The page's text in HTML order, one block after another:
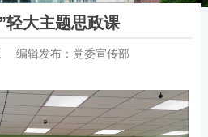
轻大主题思政课
编辑发布：党委宣传部